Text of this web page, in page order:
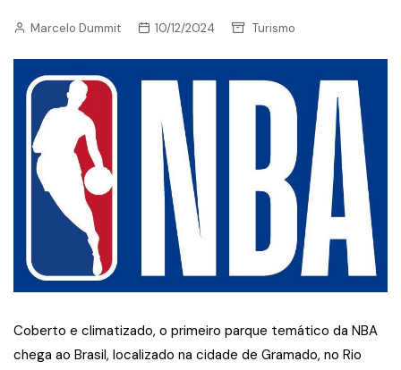
Marcelo Dummit 10/12/2024 Turismo
Coberto e climatizado, o primeiro parque temático da NBA
chega ao Brasil, localizado na cidade de Gramado, no Rio